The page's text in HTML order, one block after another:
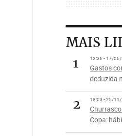
MAIS
1
13:36 - 17/
Gastos
deduzida
2 18:03 - 25/
Copa: